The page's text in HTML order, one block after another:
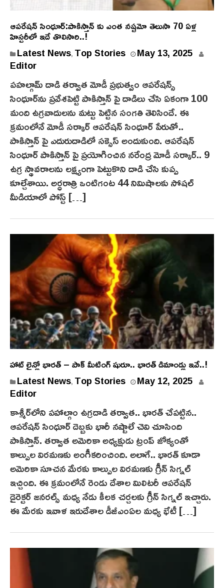
ఆపరేషన్ సింధూర్:పాకిస్తాన్ కు ఎంత నష్టమో తెలుసా 70 ఏళ్ల
హిస్టరీలో ఇదే తొలిసారి..!
Latest News, Top Stories May 13, 2025
Editor
ప‌హ‌ల్గామ్ దాడి తర్వాత మోడీ ప్రభుత్వం ఆపరేషన్స్
సింధూర్‌ను ప్రవేశపెట్టి పాకిస్తాన్ పై దాడిలు చేసి ఏకంగా 100
మంది ఉగ్రవాదులను మట్టు పెట్టిన సంగతి తెలిసిందే. ఈ
క్రమంలోనే మోడీ సర్కార్ ఆపరేషన్ సింధూర్‌ పేరుతో..
పాకిస్తాన్ పై ఎదురుదాడిలో సక్సెస్ అందుకుంది. ఆపరేషన్
సింధూర్‌ పాకిస్తాన్ పై ప్రయోగించిన నరేంద్ర మోడీ సర్కార్.. 9
ఉగ్ర స్థావరాలను లక్ష్యంగా పెట్టుకొని దాడి చేసి కుప్ప
కూల్చేశాయి. అర్ధరాత్రి ఒంటిగంట 44 నిమిషాలకు సోషల్
మీడియాలో పోస్ట్ […]
హాట్ లైన్లో భారత్ – పాక్ మీటింగ్ షురూ.. భారత్ డిమాండ్లు ఇవే..!
Latest News, Top Stories May 12, 2025
Editor
కాశ్మీర్‌లోని పహాల్గాం ఉగ్రదాడి తర్వాత.. భారత్‌ చేపట్టిన..
ఆపరేషన్ సింధూర్‌ దెబ్బకు భారీ నష్టాలే చెవి చూసింది
పాకిస్తాన్. తర్వాత అమెరికా అధ్యక్షుడు ట్రంప్ జోక్యంతో
కాల్పుల విరమణకు అంగీకరించింది. అలాగే.. భారత్ కూడా
అమెరికా సూచన మేరకు కాల్పుల విరమణకు గ్రీన్ సిగ్నల్
ఇచ్చింది. ఈ క్రమంలోనే రెండు దేశాల మిలిటరీ ఆపరేషన్
డైరెక్టర్ జనరల్స్ మధ్య నేడు కీలక చర్చలకు గ్రీన్ సిగ్నల్ ఇచ్చారు.
ఈ మేరకు ఇవాళ ఇరుదేశాల డీజీఎంఏల మధ్య భేటీ […]